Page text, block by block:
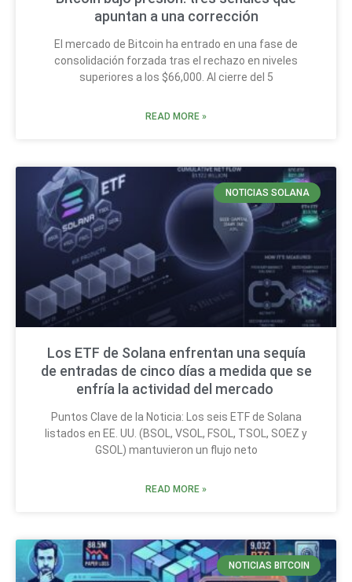
apuntan a una corrección
El mercado de Bitcoin ha entrado en una fase de
consolidación forzada tras el rechazo en niveles
superiores a los $66,000. Al cierre del 5
READ MORE »
NOTICIAS SOLANA
Los ETF de Solana enfrentan una sequía
de entradas de cinco días a medida que se
enfría la actividad del mercado
Puntos Clave de la Noticia: Los seis ETF de Solana
listados en EE. UU. (BSOL, VSOL, FSOL, TSOL, SOEZ y
GSOL) mantuvieron un flujo neto
READ MORE »
NOTICIAS BITCOIN